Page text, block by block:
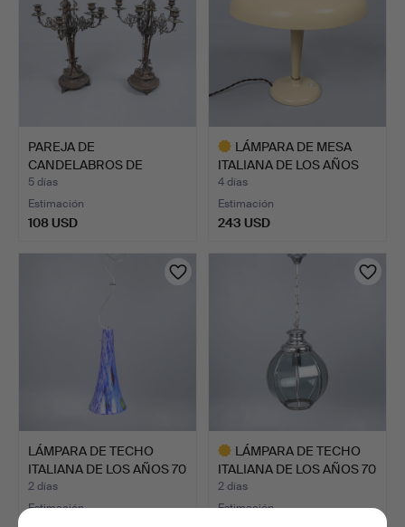
PAREJA DE
CANDELABROS DE
BRONCE ORNAMENTAD…
5 días
Estimación
108 USD
LÁMPARA DE MESA
ITALIANA DE LOS AÑOS
40 TI…
4 días
Estimación
243 USD
LÁMPARA DE TECHO
ITALIANA DE LOS AÑOS 70
D…
2 días
Estimación
LÁMPARA DE TECHO
ITALIANA DE LOS AÑOS 70
E…
2 días
Estimación